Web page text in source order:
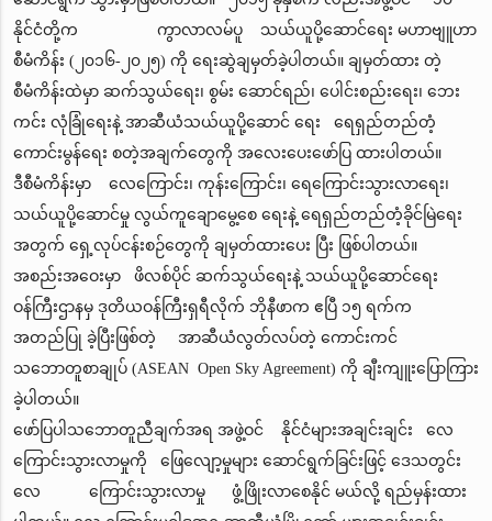
နိုင်ငံတို့က ကွာလာလမ်ပူ သယ်ယူပို့ဆောင်ရေး မဟာဗျူဟာ
စီမံကိန်း (၂၀၁၆-၂၀၂၅) ကို ရေးဆွဲချမှတ်ခဲ့ပါတယ်။ ချမှတ်ထား တဲ့
စီမံကိန်းထဲမှာ ဆက်သွယ်ရေး၊ စွမ်း ဆောင်ရည်၊ ပေါင်းစည်းရေး၊ ဘေး
ကင်း လုံခြုံရေးနဲ့ အာဆီယံသယ်ယူပို့ဆောင် ရေး ရေရှည်တည်တံ့
ကောင်းမွန်ရေး စတဲ့အချက်တွေကို အလေးပေးဖော်ပြ ထားပါတယ်။
ဒီစီမံကိန်းမှာ လေကြောင်း၊ ကုန်းကြောင်း၊ ရေကြောင်းသွားလာရေး၊
သယ်ယူပို့ဆောင်မှု လွယ်ကူချောမွေ့စေ ရေးနဲ့ ရေရှည်တည်တံ့ခိုင်မြဲရေး
အတွက် ရှေ့လုပ်ငန်းစဉ်တွေကို ချမှတ်ထားပေး ပြီး ဖြစ်ပါတယ်။
အစည်းအဝေးမှာ ဖိလစ်ပိုင် ဆက်သွယ်ရေးနဲ့ သယ်ယူပို့ဆောင်ရေး
ဝန်ကြီးဌာနမှ ဒုတိယဝန်ကြီးရှရီလိုက် ဘိုနီဖာက ဧပြီ ၁၅ ရက်က
အတည်ပြု ခဲ့ပြီးဖြစ်တဲ့ အာဆီယံလွတ်လပ်တဲ့ ကောင်းကင်
သဘောတူစာချုပ် (ASEAN Open Sky Agreement) ကို ချီးကျူးပြောကြား
ခဲ့ပါတယ်။
ဖော်ပြပါသဘောတူညီချက်အရ အဖွဲ့ဝင် နိုင်ငံများအချင်းချင်း လေ
ကြောင်းသွားလာမှုကို ဖြေလျော့မှုများ ဆောင်ရွက်ခြင်းဖြင့် ဒေသတွင်း
လေ ကြောင်းသွားလာမှု ဖွံ့ဖြိုးလာစေနိုင် မယ်လို့ ရည်မှန်းထား